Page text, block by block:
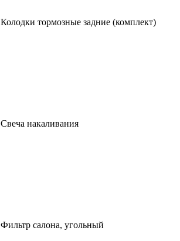
Колодки тормозные задние (комплект)
Cвеча накаливания
Фильтр салона, угольный